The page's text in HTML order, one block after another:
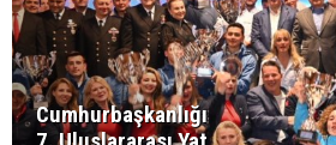
Cumhurbaşkanlığı